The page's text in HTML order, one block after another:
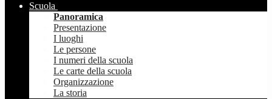
Scuola
Panoramica
Presentazione
I luoghi
Le persone
I numeri della scuola
Le carte della scuola
Organizzazione
La storia